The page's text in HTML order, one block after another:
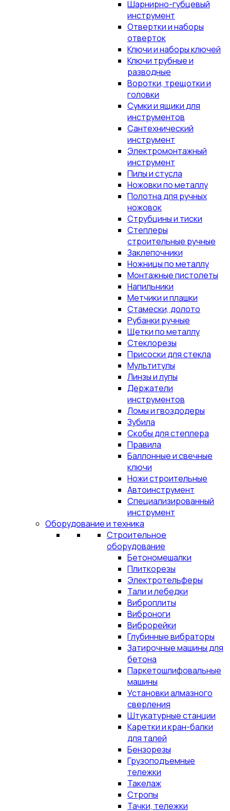
Шарнирно-губцевый
инструмент
Отвертки и наборы
отверток
Ключи и наборы ключей
Ключи трубные и
разводные
Воротки, трещотки и
головки
Сумки и ящики для
инструментов
Сантехнический
инструмент
Электромонтажный
инструмент
Пилы и стусла
Ножовки по металлу
Полотна для ручных
ножовок
Струбцины и тиски
Степлеры
строительные ручные
Заклепочники
Ножницы по металлу
Монтажные пистолеты
Напильники
Метчики и плашки
Стамески, долото
Рубанки ручные
Щетки по металлу
Стеклорезы
Присоски для стекла
Мультитулы
Линзы и лупы
Держатели
инструментов
Ломы и гвоздодеры
Зубила
Скобы для степлера
Правила
Баллонные и свечные
ключи
Ножи строительные
Автоинструмент
Специализированный
инструмент
Оборудование и техника
Строительное
оборудование
Бетономешалки
Плиткорезы
Электротельферы
Тали и лебедки
Виброплиты
Виброноги
Виброрейки
Глубинные вибраторы
Затирочные машины для
бетона
Паркетошлифовальные
машины
Установки алмазного
сверления
Штукатурные станции
Каретки и кран-балки
для талей
Бензорезы
Грузоподъемные
тележки
Такелаж
Стропы
Тачки, тележки